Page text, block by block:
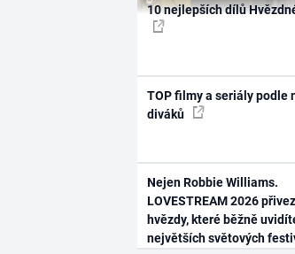
10 nejlepších dílů
TOP filmy a seriály podle
diváků
Nejen Robbie Williams.
LOVESTREAM 2026
hvězdy, které běžně
největších světových